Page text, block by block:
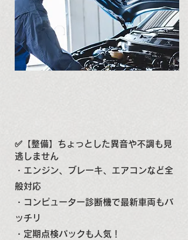
✅【整備】ちょっとした異音や不調も見
逃しません
・エンジン、ブレーキ、エアコンなど全
般対応
・コンピューター診断機で最新車両もバ
ッチリ
・定期点検パックも人気！